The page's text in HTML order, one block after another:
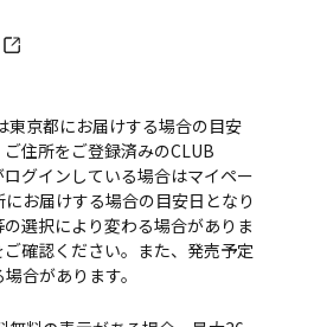
京都にお届けする場合の目安
住所をご登録済みのCLUB
グインしている場合はマイペー
お届けする場合の目安日となり
選択により変わる場合がありま
ご確認ください。また、発売予定
合があります。